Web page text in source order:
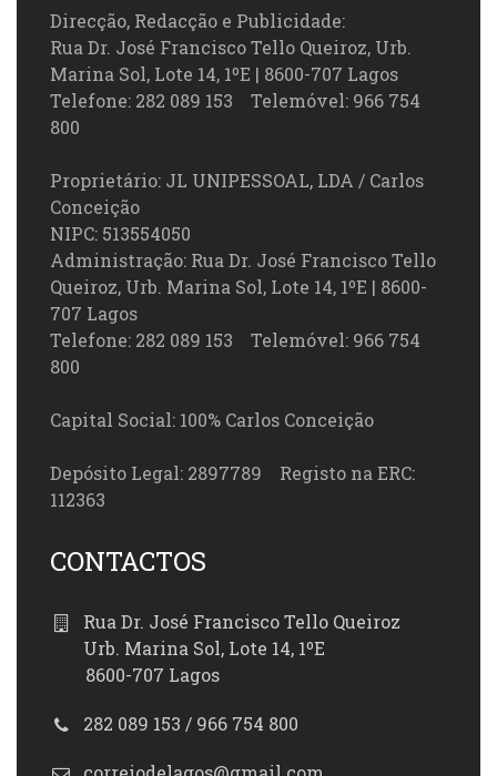
Direcção, Redacção e Publicidade:
Rua Dr. José Francisco Tello Queiroz, Urb.
Marina Sol, Lote 14, 1ºE | 8600-707 Lagos
Telefone: 282 089 153 Telemóvel: 966 754
800
Proprietário: JL UNIPESSOAL, LDA / Carlos
Conceição
NIPC: 513554050
Administração: Rua Dr. José Francisco Tello
Queiroz, Urb. Marina Sol, Lote 14, 1ºE | 8600-
707 Lagos
Telefone: 282 089 153 Telemóvel: 966 754
800
Capital Social: 100% Carlos Conceição
Depósito Legal: 2897789 Registo na ERC:
112363
CONTACTOS
Rua Dr. José Francisco Tello Queiroz
Urb. Marina Sol, Lote 14, 1ºE
8600-707 Lagos
282 089 153 / 966 754 800